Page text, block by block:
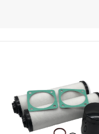
Быстрый просмотрДобавить к